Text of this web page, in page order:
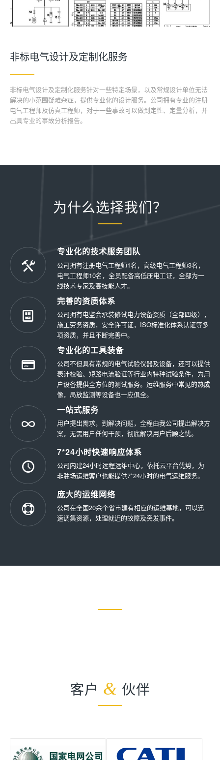
非标电气设计及定制化服务
非标电气设计及定制化服务针对一些特定场景，以及常规设计单位无法
解决的小范围疑难杂症，提供专业化的设计服务。公司拥有专业的注册
电气工程师及仿真工程师，对于一些事故可以做到定性、定量分析，并
出具专业的事故分析报告。
为什么选择我们？
专业化的技术服务团队
公司拥有注册电气工程师1名，高级电气工程师3名，
电气工程师10名，全员配备高低压电工证，全部为一
线技术专家及高技能人才。
完善的资质体系
公司拥有电监会承装修试电力设备资质（全部四级），
施工劳务资质，安全许可证，ISO标准化体系认证等多
项资质，并且不断完善中。
专业化的工具装备
公司不但具有常规的电气试验仪器及设备，还可以提供
表计校验、短路电流验证等行业内特种试验条件，为用
户设备提供全方位的测试服务。运维服务中常见的热成
像，局放监测等设备也一应俱全。
一站式服务
用户提出需求，到解决问题，全程由我公司提出解决方
案，无需用户任何干预，彻底解决用户后顾之忧。
7*24小时快速响应体系
公司内建24小时远程运维中心，依托云平台优势，为
非驻场运维客户也能提供7*24小时的电气运维服务。
庞大的运维网络
公司在全国20余个省市建有相应的运维基地，可以迅
速调集资源，处理就近的故障及突发事件。
客户 & 伙伴